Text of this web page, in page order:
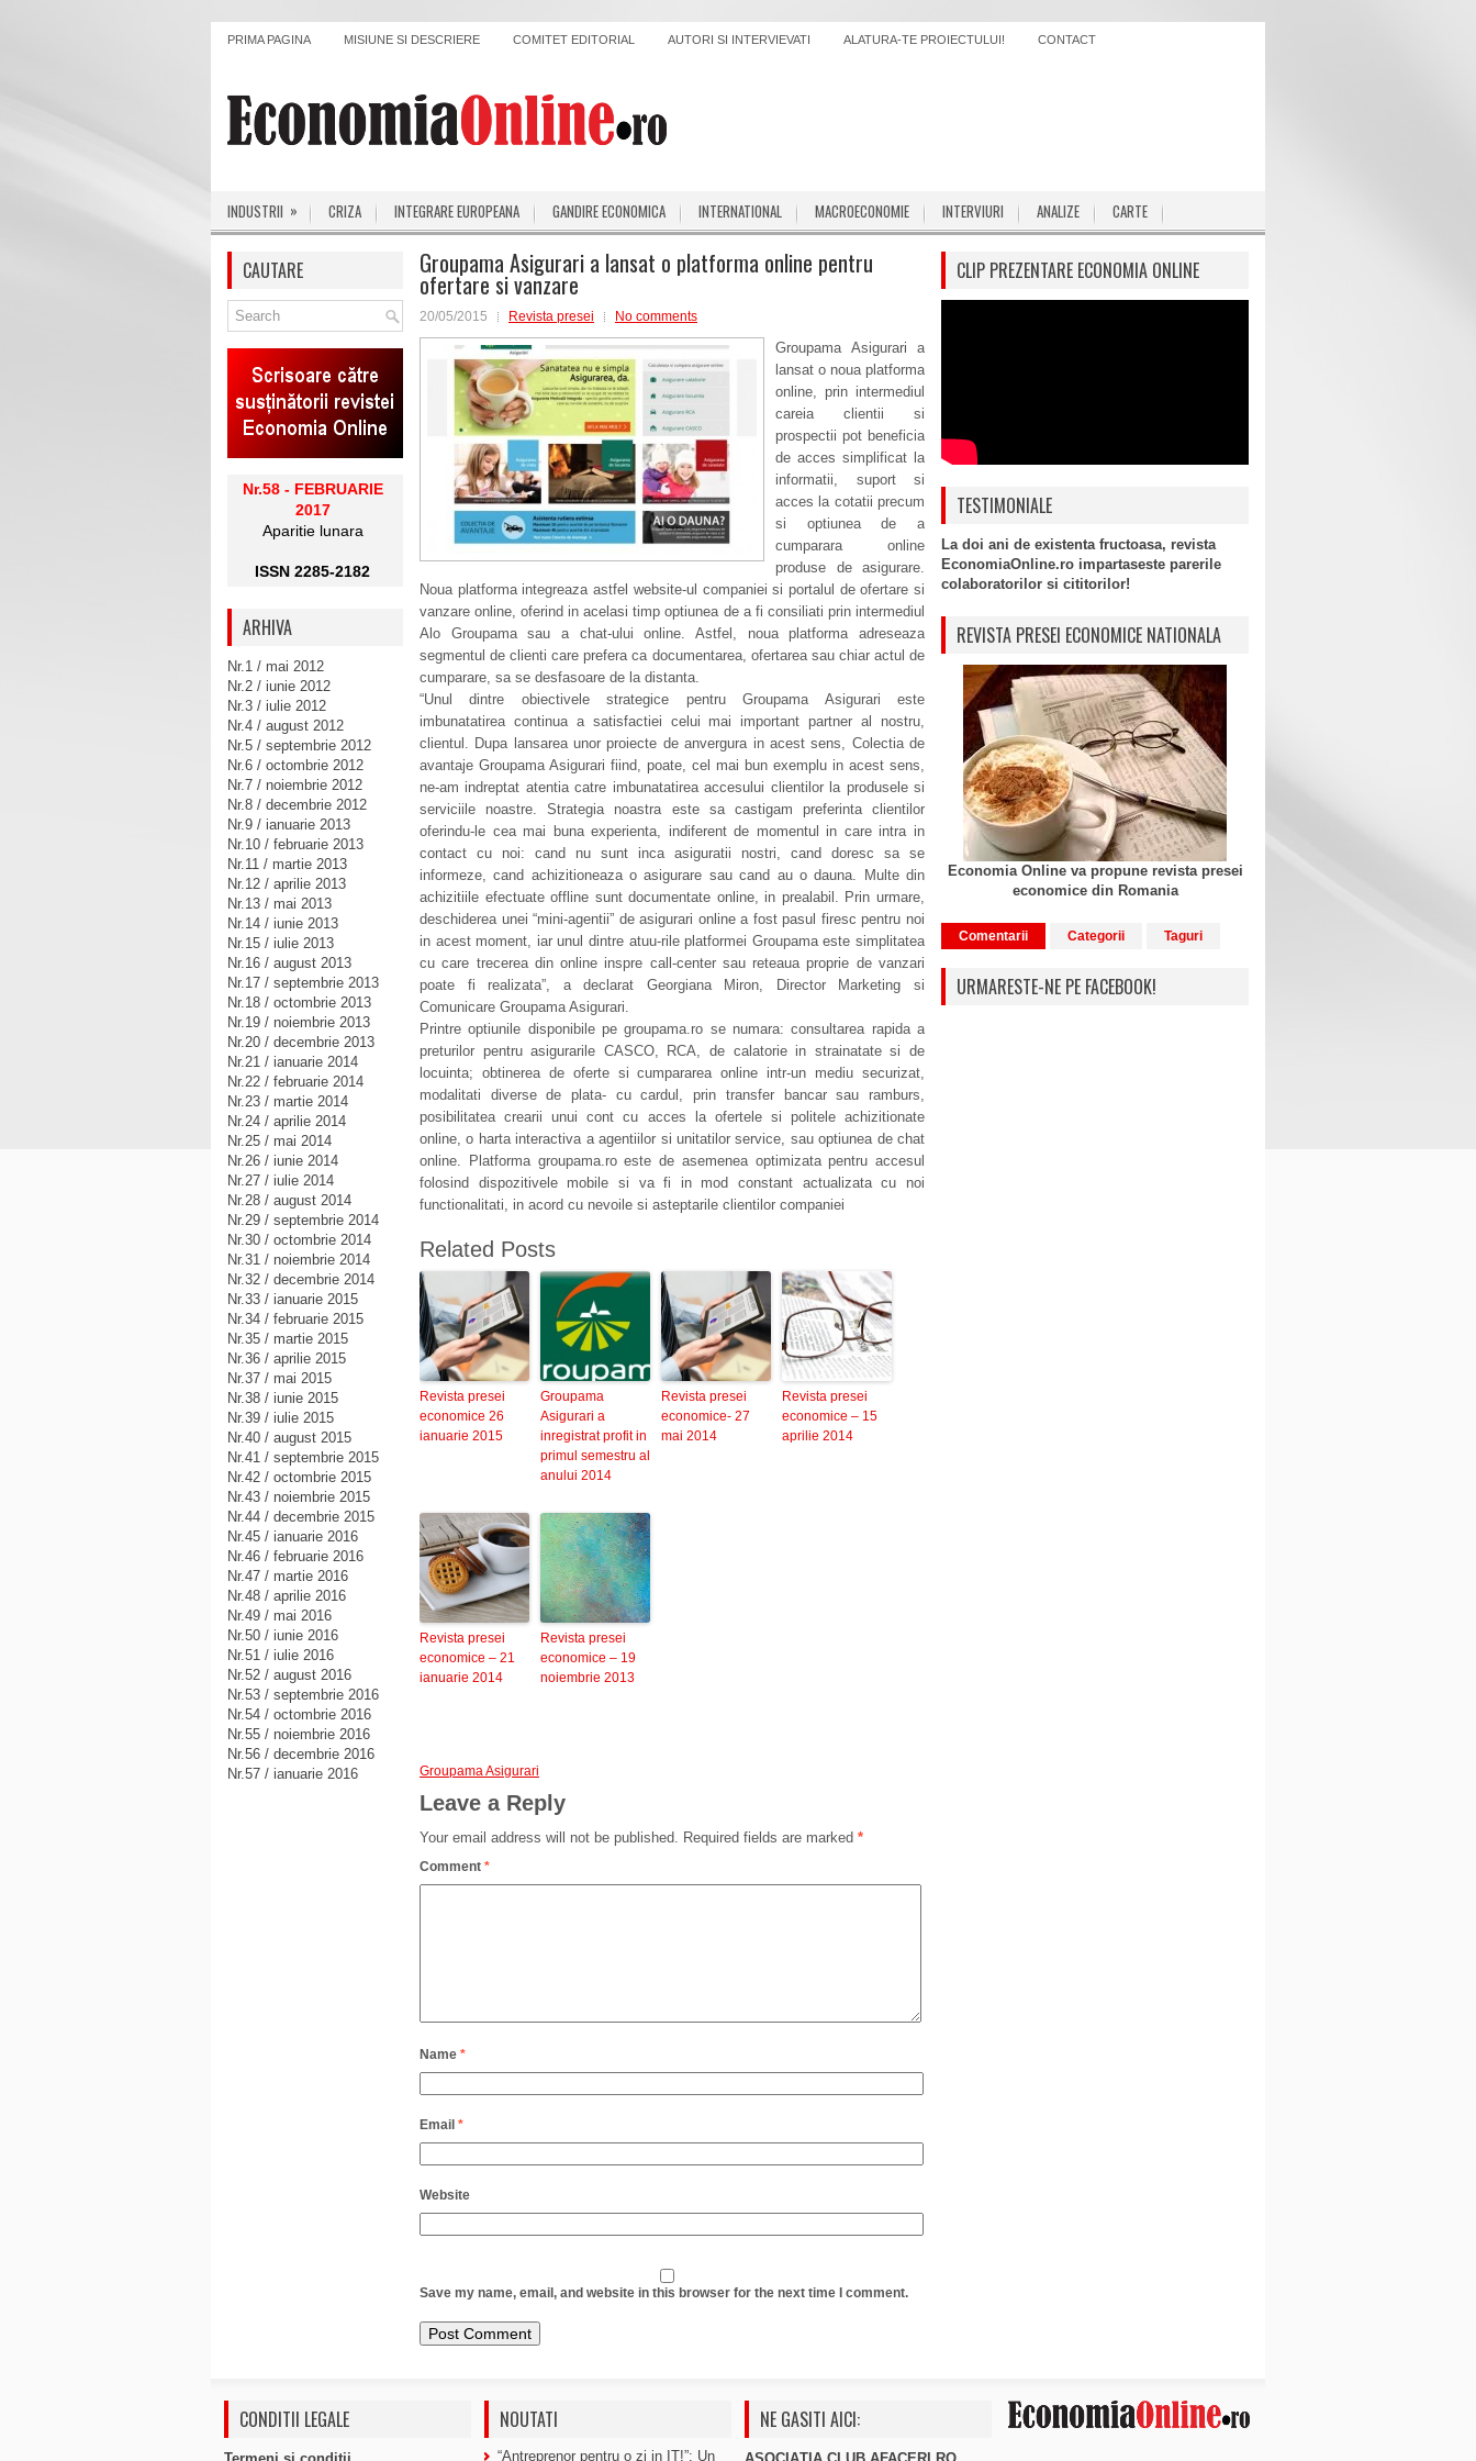
PRIMA PAGINA MISIUNE SI DESCRIERE COMITET EDITORIAL AUTORI SI INTERVIEVATI ALATURA-TE PROIECTULUI! CONTACT
INDUSTRII » CRIZA INTEGRARE EUROPEANA GANDIRE ECONOMICA INTERNATIONAL MACROECONOMIE INTERVIURI ANALIZE CARTE
Groupama Asigurari a lansat o platforma online pentru
ofertare si vanzare
20/05/2015 Revista presei No comments
Groupama Asigurari a
lansat o noua platforma
online, prin intermediul
careia clientii si
prospectii pot beneficia
de acces simplificat la
informatii, suport si
acces la cotatii precum
si optiunea de a
cumparara online
produse de asigurare.
Noua platforma integreaza astfel website-ul companiei si portalul de ofertare si
vanzare online, oferind in acelasi timp optiunea de a fi consiliati prin intermediul
Alo Groupama sau a chat-ului online. Astfel, noua platforma adreseaza
segmentul de clienti care prefera ca documentarea, ofertarea sau chiar actul de
cumparare, sa se desfasoare de la distanta.
“Unul dintre obiectivele strategice pentru Groupama Asigurari este
imbunatatirea continua a satisfactiei celui mai important partner al nostru,
clientul. Dupa lansarea unor proiecte de anvergura in acest sens, Colectia de
avantaje Groupama Asigurari fiind, poate, cel mai bun exemplu in acest sens,
ne-am indreptat atentia catre imbunatatirea accesului clientilor la produsele si
serviciile noastre. Strategia noastra este sa castigam preferinta clientilor
oferindu-le cea mai buna experienta, indiferent de momentul in care intra in
contact cu noi: cand nu sunt inca asiguratii nostri, cand doresc sa se
informeze, cand achizitioneaza o asigurare sau cand au o dauna. Multe din
achizitiile efectuate offline sunt documentate online, in prealabil. Prin urmare,
deschiderea unei “mini-agentii” de asigurari online a fost pasul firesc pentru noi
in acest moment, iar unul dintre atuu-rile platformei Groupama este simplitatea
cu care trecerea din online inspre call-center sau reteaua proprie de vanzari
poate fi realizata”, a declarat Georgiana Miron, Director Marketing si
Comunicare Groupama Asigurari.
Printre optiunile disponibile pe groupama.ro se numara: consultarea rapida a
preturilor pentru asigurarile CASCO, RCA, de calatorie in strainatate si de
locuinta; obtinerea de oferte si cumpararea online intr-un mediu securizat,
modalitati diverse de plata- cu cardul, prin transfer bancar sau ramburs,
posibilitatea crearii unui cont cu acces la ofertele si politele achizitionate
online, o harta interactiva a agentiilor si unitatilor service, sau optiunea de chat
online. Platforma groupama.ro este de asemenea optimizata pentru accesul
folosind dispozitivele mobile si va fi in mod constant actualizata cu noi
functionalitati, in acord cu nevoile si asteptarile clientilor companiei
Related Posts
Revista presei
economice 26
ianuarie 2015
Groupama
Asigurari a
inregistrat profit in
primul semestru al
anului 2014
Revista presei
economice- 27
mai 2014
Revista presei
economice – 15
aprilie 2014
Revista presei
economice – 21
ianuarie 2014
Revista presei
economice – 19
noiembrie 2013
Groupama Asigurari
Leave a Reply
Your email address will not be published. Required fields are marked *
Comment *
Name *
Email *
Website
Save my name, email, and website in this browser for the next time I comment.
CAUTARE
Nr.58 - FEBRUARIE
2017
Aparitie lunara
ISSN 2285-2182
ARHIVA
Nr.1 / mai 2012
Nr.2 / iunie 2012
Nr.3 / iulie 2012
Nr.4 / august 2012
Nr.5 / septembrie 2012
Nr.6 / octombrie 2012
Nr.7 / noiembrie 2012
Nr.8 / decembrie 2012
Nr.9 / ianuarie 2013
Nr.10 / februarie 2013
Nr.11 / martie 2013
Nr.12 / aprilie 2013
Nr.13 / mai 2013
Nr.14 / iunie 2013
Nr.15 / iulie 2013
Nr.16 / august 2013
Nr.17 / septembrie 2013
Nr.18 / octombrie 2013
Nr.19 / noiembrie 2013
Nr.20 / decembrie 2013
Nr.21 / ianuarie 2014
Nr.22 / februarie 2014
Nr.23 / martie 2014
Nr.24 / aprilie 2014
Nr.25 / mai 2014
Nr.26 / iunie 2014
Nr.27 / iulie 2014
Nr.28 / august 2014
Nr.29 / septembrie 2014
Nr.30 / octombrie 2014
Nr.31 / noiembrie 2014
Nr.32 / decembrie 2014
Nr.33 / ianuarie 2015
Nr.34 / februarie 2015
Nr.35 / martie 2015
Nr.36 / aprilie 2015
Nr.37 / mai 2015
Nr.38 / iunie 2015
Nr.39 / iulie 2015
Nr.40 / august 2015
Nr.41 / septembrie 2015
Nr.42 / octombrie 2015
Nr.43 / noiembrie 2015
Nr.44 / decembrie 2015
Nr.45 / ianuarie 2016
Nr.46 / februarie 2016
Nr.47 / martie 2016
Nr.48 / aprilie 2016
Nr.49 / mai 2016
Nr.50 / iunie 2016
Nr.51 / iulie 2016
Nr.52 / august 2016
Nr.53 / septembrie 2016
Nr.54 / octombrie 2016
Nr.55 / noiembrie 2016
Nr.56 / decembrie 2016
Nr.57 / ianuarie 2016
CLIP PREZENTARE ECONOMIA ONLINE
TESTIMONIALE
La doi ani de existenta fructoasa, revista
EconomiaOnline.ro impartaseste parerile
colaboratorilor si cititorilor!
REVISTA PRESEI ECONOMICE NATIONALA
Economia Online va propune revista presei
economice din Romania
Comentarii Categorii Taguri
URMARESTE-NE PE FACEBOOK!
CONDITII LEGALE NOUTATI
“Antreprenor pentru o zi in IT!”: Un
NE GASITI AICI: